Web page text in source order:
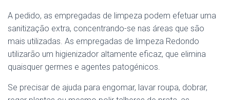
A pedido, as empregadas de limpeza podem efetuar uma
sanitização extra, concentrando-se nas áreas que são
mais utilizadas. As empregadas de limpeza Redondo
utilizarão um higienizador altamente eficaz, que elimina
quaisquer germes e agentes patogénicos.
Se precisar de ajuda para engomar, lavar roupa, dobrar,